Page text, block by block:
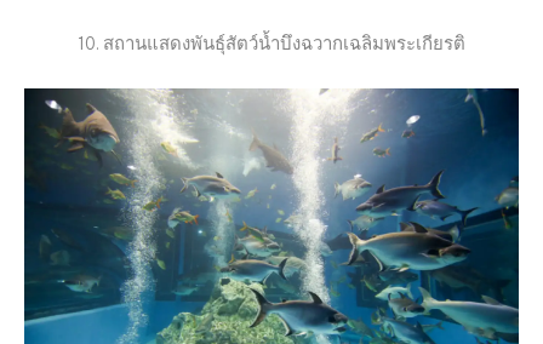
10. สถานแสดงพันธุ์สัตว์น้ำบึงฉวากเฉลิมพระเกียรติ